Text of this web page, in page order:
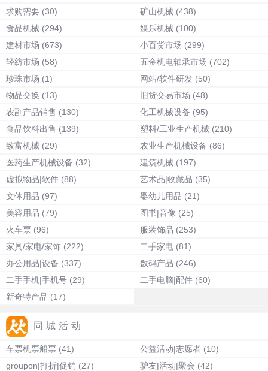
求购需要 (30) 矿山机械 (438)
食品机械 (294) 娱乐机械 (100)
建材市场 (673) 小百货市场 (299)
轻纺市场 (58) 五金机电轴承市场 (702)
珍珠市场 (1) 网站/软件研发 (50)
物品交换 (13) 旧货交易市场 (48)
农副产品销售 (130) 化工机械设备 (95)
食品饮料出售 (139) 塑料/工业生产机械 (210)
致富机械 (29) 农业生产机械设备 (86)
医药生产机械设备 (32) 建筑机械 (197)
虚拟物品|软件 (88) 艺术品|收藏品 (35)
文体用品 (97) 婴幼儿用品 (21)
美容用品 (79) 图书|音像 (25)
火车票 (96) 服装饰品 (253)
家具/家电/家饰 (222) 二手家电 (81)
办公用品|设备 (337) 数码产品 (246)
二手手机|手机号 (29) 二手电脑|配件 (60)
新奇特产品 (17)
同城活动
车票机票船票 (41) 公益活动|志愿者 (10)
groupon|打折|促销 (27) 驴友|活动|聚会 (42)